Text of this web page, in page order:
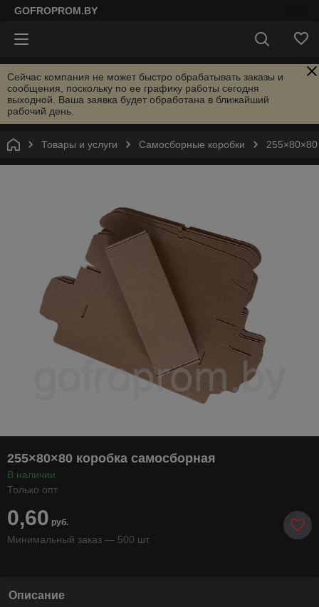
GOFROPROM.BY
Сейчас компания не может быстро обрабатывать заказы и
сообщения, поскольку по ее графику работы сегодня
выходной. Ваша заявка будет обработана в ближайший
рабочий день.
Товары и услуги Самосборные коробки
255×80×80 коробка самосборная
В наличии
Только опт
0,60 руб.
Минимальный заказ — 500 шт.
Описание